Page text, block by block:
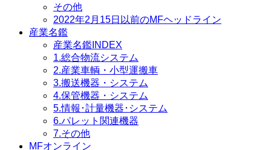
その他
2022年2月15日以前のMFヘッドライン
産業名鑑
産業名鑑INDEX
1.総合物流システム
2.産業車輌・小型運搬車
3.搬送機器・システム
4.保管機器・システム
5.情報･計量機器･システム
6.パレット関連機器
7.その他
MFオンライン